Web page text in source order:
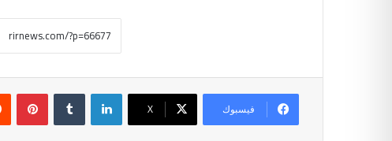
فيسبوك ‫X
لينكدإن بينتيريست